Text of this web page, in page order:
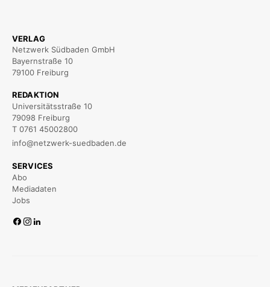
VERLAG
Netzwerk Südbaden GmbH
Bayernstraße 10
79100 Freiburg
REDAKTION
Universitätsstraße 10
79098 Freiburg
T 0761 45002800
info@netzwerk-suedbaden.de
SERVICES
Abo
Mediadaten
Jobs